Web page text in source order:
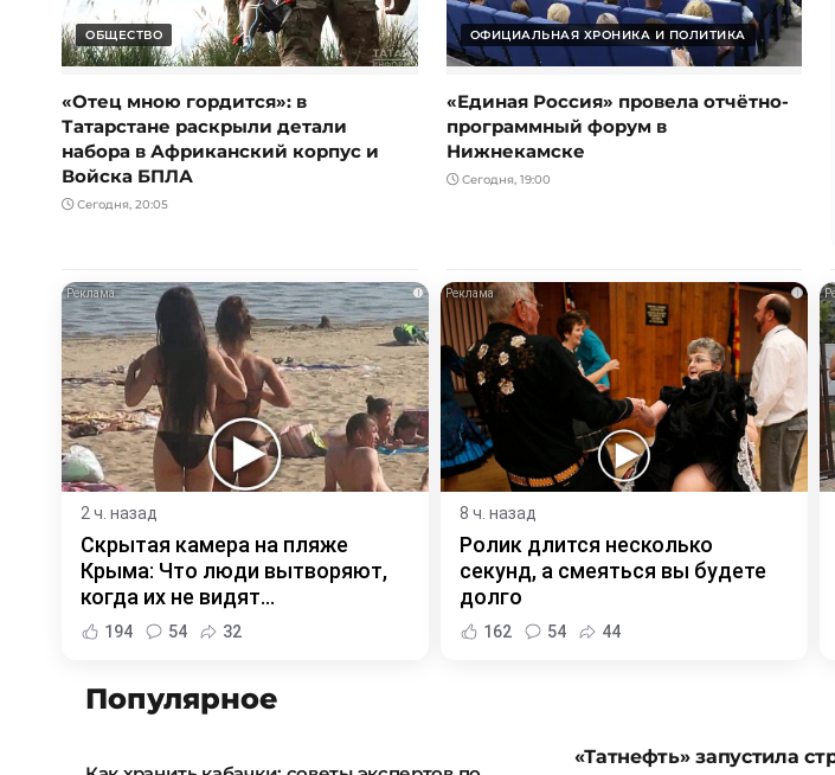
ОБЩЕСТВО
«Отец мною гордится»: в
Татарстане раскрыли детали
набора в Африканский корпус и
Войска БПЛА
Сегодня, 20:05
ОФИЦИАЛЬНАЯ ХРОНИКА И ПОЛИТИКА
«Единая Россия» провела отчётно-
программный форум в
Нижнекамске
Сегодня, 19:00
i
2 ч. назад
Скрытая камера на пляже
Крыма: Что люди вытворяют,
когда их не видят...
194 54 32
i
8 ч. назад
Ролик длится несколько
секунд, а смеяться вы будете
долго
162 54 44
Популярное
«Татнефть» запустила